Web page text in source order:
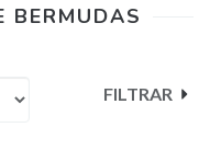
BERMUDAS
FILTRAR